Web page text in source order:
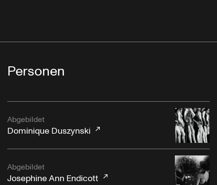
Personen
Abgebildet
Dominique Duszynski
Abgebildet
Josephine Ann Endicott